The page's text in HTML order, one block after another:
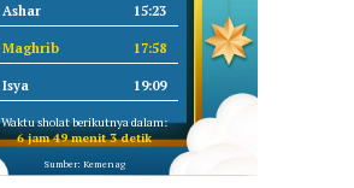
Ashar 15:23
Maghrib 17:58
Isya 19:09
Waktu sholat berikutnya dalam:
6 jam 49 menit 3 detik
Sumber: Kemenag